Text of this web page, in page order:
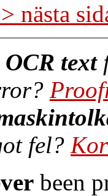
nästa
text
fel?
been